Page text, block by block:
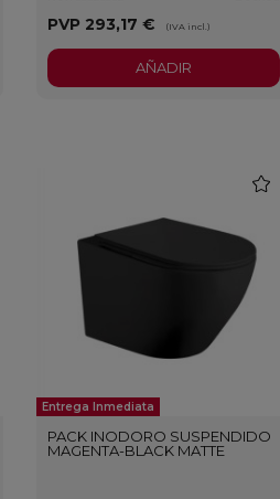
PVP 293,17 € (IVA incl.)
AÑADIR
Entrega Inmediata
PACK INODORO SUSPENDIDO
MAGENTA-BLACK MATTE